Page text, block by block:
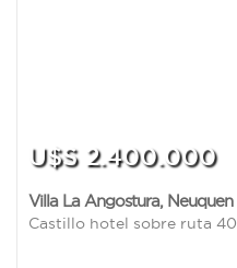
U$S 2.400.000
Villa La Angostura, Neuquen
Castillo hotel sobre ruta 40